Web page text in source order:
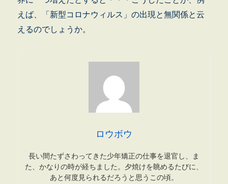
えば、「新型コロナウィルス」の出現と無関係と云
えるのでしょうか。
ロウボウ
長い間たずさわってきた少年矯正の仕事を退官し、ま
た、かなりの時が経ちました。夕焼けを眺めるたびに、
あと何度見られるだろうと思うこの頃。